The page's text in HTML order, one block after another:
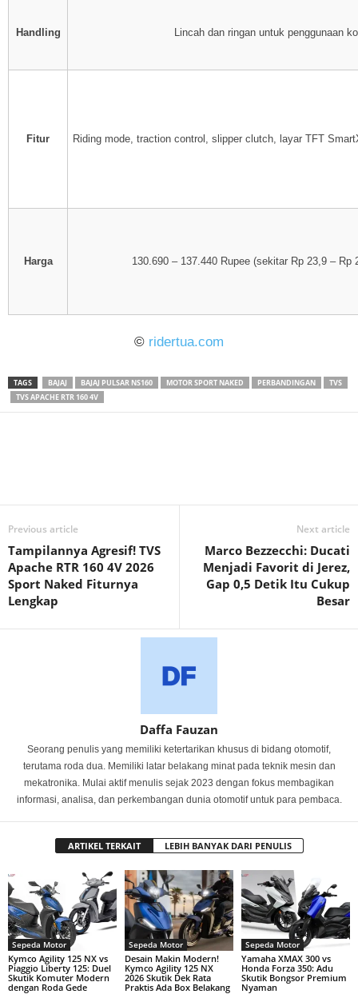
Handling Lincah dan ringan untuk penggunaan
Fitur Riding mode, traction control, slipper clutch, layar TFT
Harga 130.690 – 137.440 Rupee (sekitar Rp 23,9 – Rp
© ridertua.com
TAGS BAJAJ BAJAJ PULSAR NS160 MOTOR SPORT NAKED PERBANDINGAN
TVS
TVS APACHE RTR 160 4V
Previous article
Tampilannya Agresif! TVS
Apache RTR 160 4V 2026
Sport Naked Fiturnya
Lengkap
Next article
Marco Bezzecchi: Ducati
Menjadi Favorit di Jerez,
Gap 0,5 Detik Itu Cukup
Besar
Daffa Fauzan
Seorang penulis yang memiliki ketertarikan khusus di bidang otomotif,
terutama roda dua. Memiliki latar belakang minat pada teknik mesin dan
mekatronika. Mulai aktif menulis sejak 2023 dengan fokus membagikan
informasi, analisa, dan perkembangan dunia otomotif untuk para pembaca.
ARTIKEL TERKAIT LEBIH BANYAK DARI PENULIS
Sepeda Motor
Kymco Agility 125 NX vs
Piaggio Liberty 125: Duel
Skutik Komuter Modern
dengan Roda Gede
Sepeda Motor
Desain Makin Modern!
Kymco Agility 125 NX
2026 Skutik Dek Rata
Praktis Ada Box Belakang
Sepeda Motor
Yamaha XMAX 300 vs
Honda Forza 350: Adu
Skutik Bongsor Premium
Nyaman